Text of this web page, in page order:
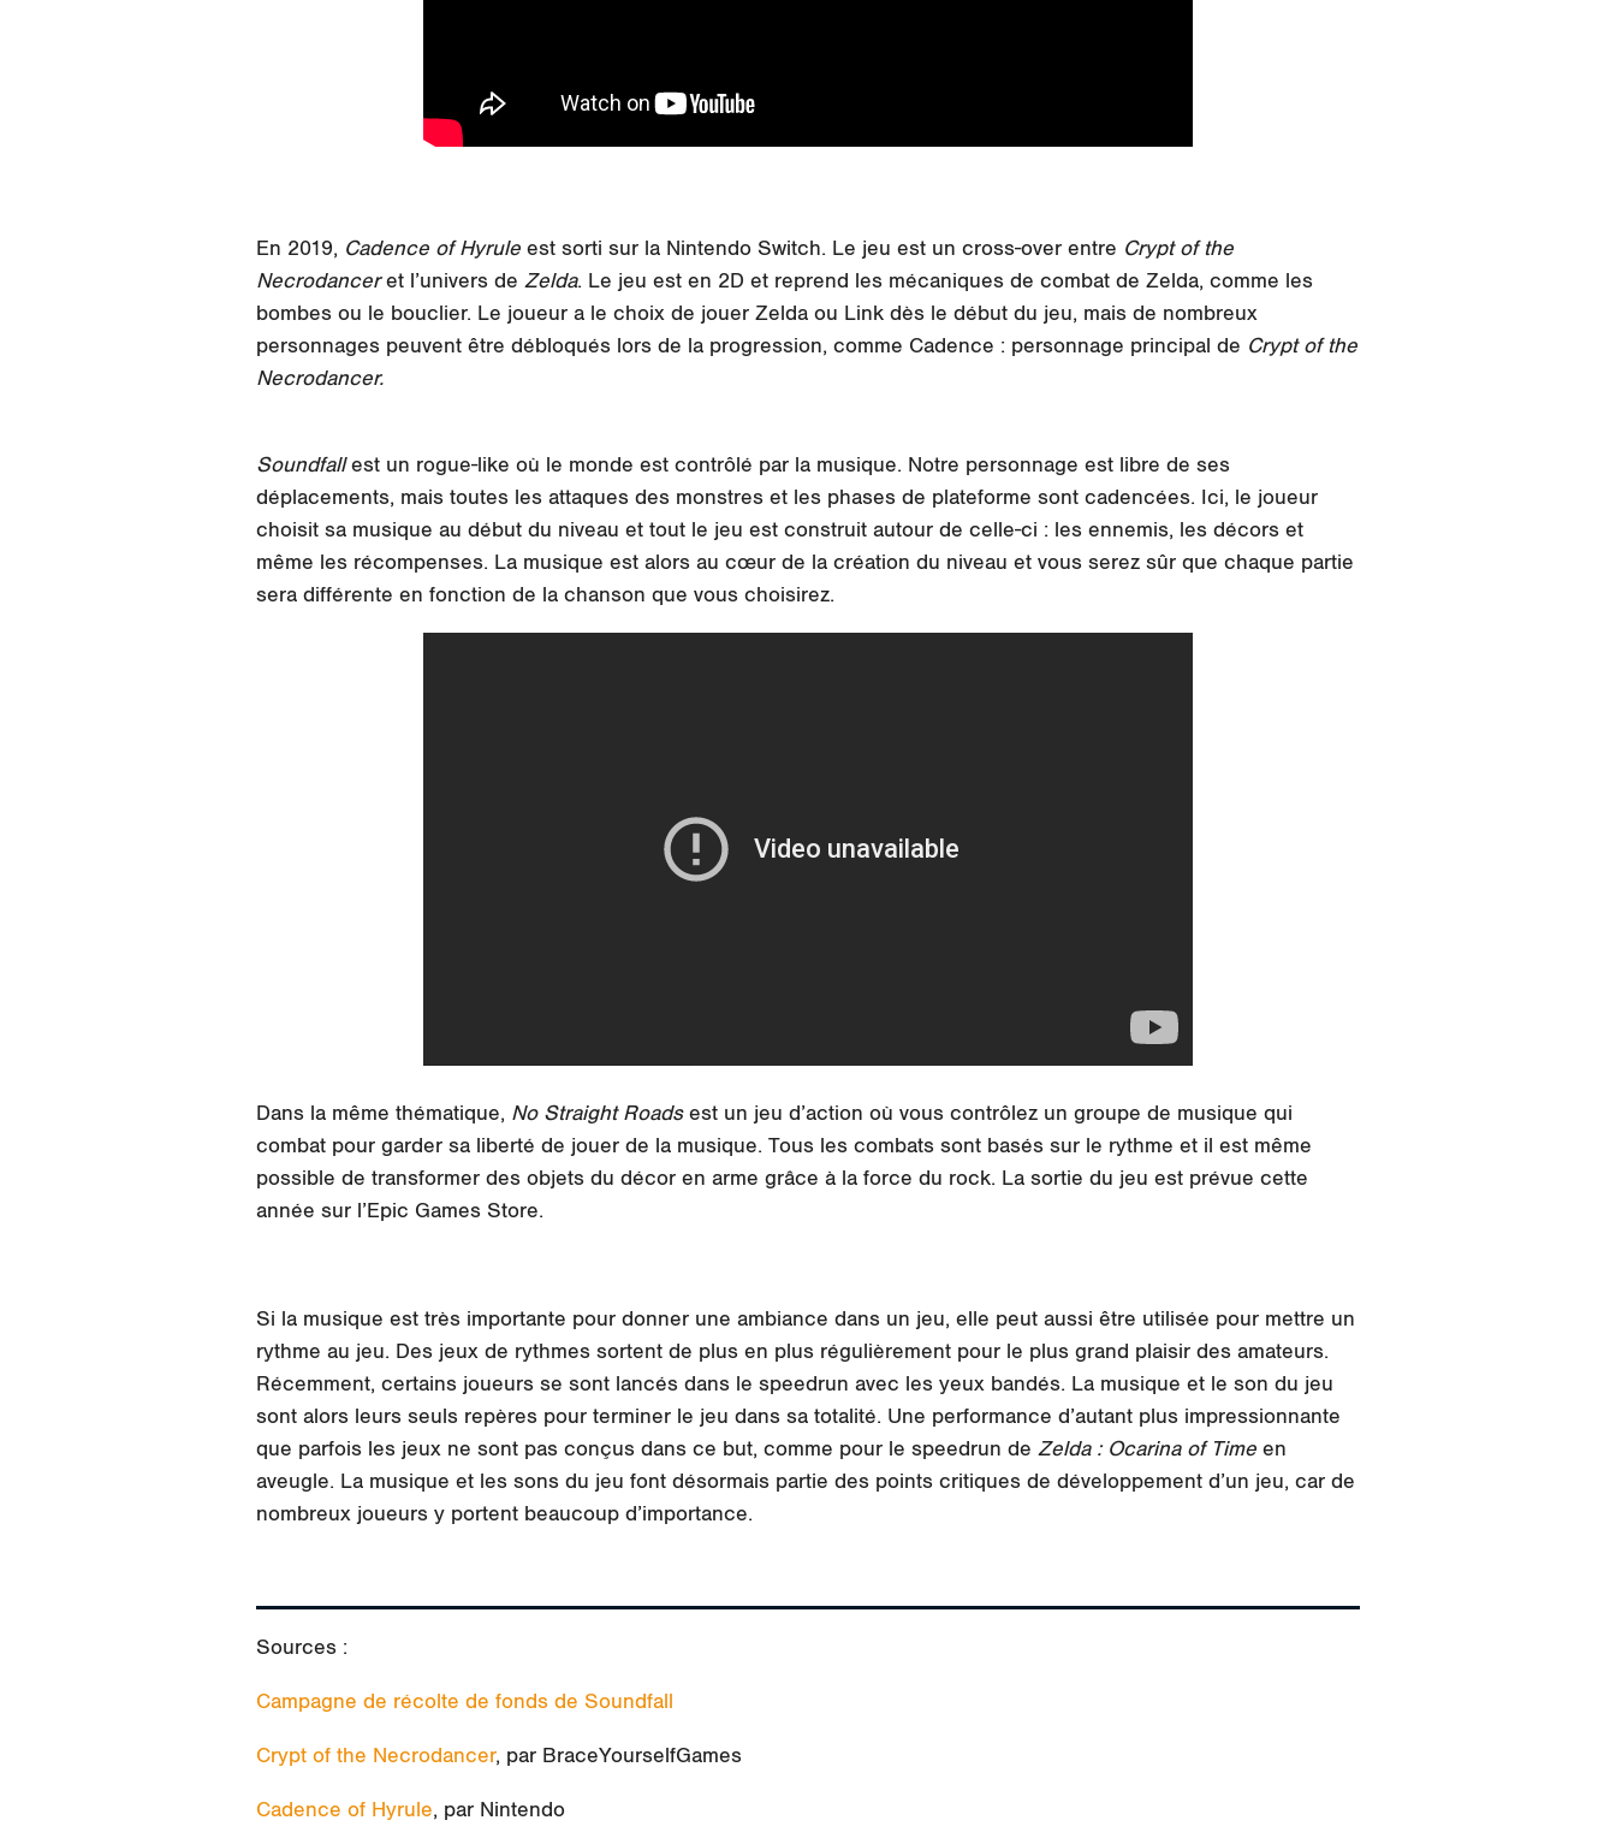
En 2019, Cadence of Hyruleest sorti sur la Nintendo Switch. Le jeu est un cross-over entre Crypt of the
Necrodanceret l’univers de Zelda. Le jeu est en 2D et reprend les mécaniques de combat de Zelda, comme les
bombes ou le bouclier. Le joueur a le choix de jouer Zelda ou Link dès le début du jeu, mais de nombreux
personnages peuvent être débloqués lors de la progression, comme Cadence : personnage principal de Crypt of the
Necrodancer.
Soundfallest un rogue-like où le monde est contrôlé par la musique. Notre personnage est libre de ses
déplacements, mais toutes les attaques des monstres et les phases de plateforme sont cadencées. Ici, le joueur
choisit sa musique au début du niveau et tout le jeu est construit autour de celle-ci : les ennemis, les décors et
même les récompenses. La musique est alors au cœur de la création du niveau et vous serez sûr que chaque partie
sera différente en fonction de la chanson que vous choisirez.
Dans la même thématique, No Straight Roadsest un jeu d’action où vous contrôlez un groupe de musique qui
combat pour garder sa liberté de jouer de la musique. Tous les combats sont basés sur le rythme et il est même
possible de transformer des objets du décor en arme grâce à la force du rock. La sortie du jeu est prévue cette
année sur l’Epic Games Store.
Si la musique est très importante pour donner une ambiance dans un jeu, elle peut aussi être utilisée pour mettre un
rythme au jeu. Des jeux de rythmes sortent de plus en plus régulièrement pour le plus grand plaisir des amateurs.
Récemment, certains joueurs se sont lancés dans le speedrun avec les yeux bandés. La musique et le son du jeu
sont alors leurs seuls repères pour terminer le jeu dans sa totalité. Une performance d’autant plus impressionnante
que parfois les jeux ne sont pas conçus dans ce but, comme pour le speedrun de Zelda : Ocarina of Time en
aveugle. La musique et les sons du jeu font désormais partie des points critiques de développement d’un jeu, car de
nombreux joueurs y portent beaucoup d’importance.
Sources :
Campagne de récolte de fonds de Soundfall
Crypt of the Necrodancer, par BraceYourselfGames
Cadence of Hyrule, par Nintendo